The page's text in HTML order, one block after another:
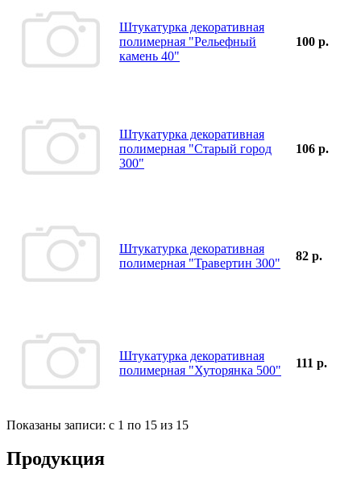
Штукатурка декоративная
полимерная "Рельефный
камень 40"
100 р.
Штукатурка декоративная
полимерная "Старый город
300"
106 р.
Штукатурка декоративная
полимерная "Травертин 300"
82 р.
Штукатурка декоративная
полимерная "Хуторянка 500"
111 р.
Показаны записи: с 1 по 15 из 15
Продукция